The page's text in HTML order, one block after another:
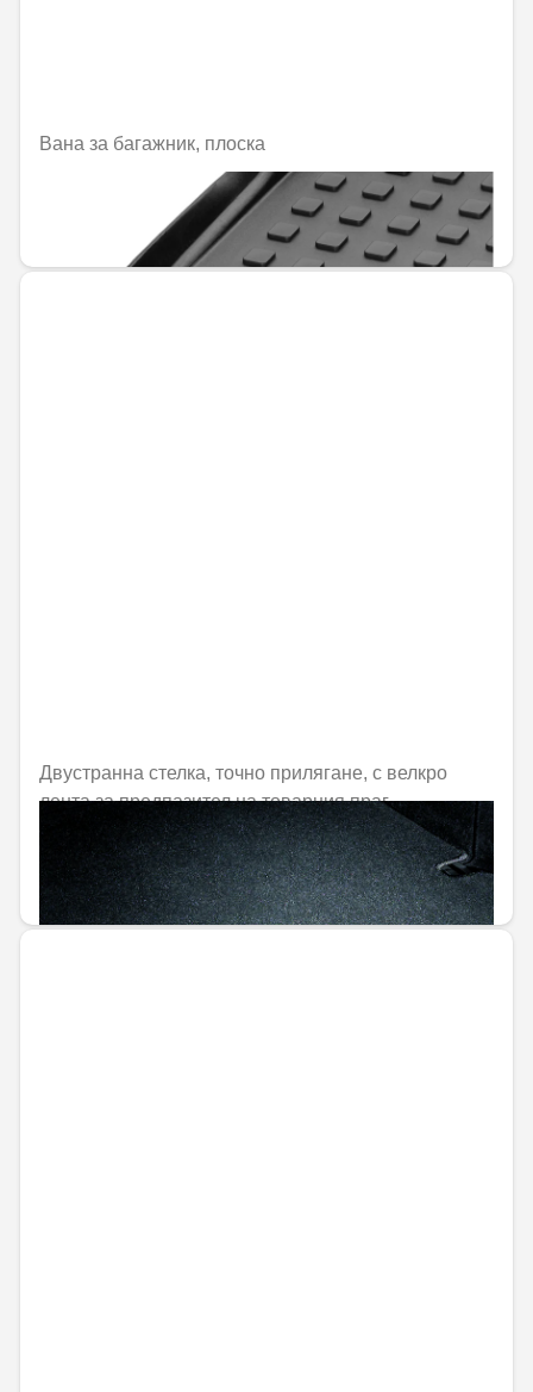
Вана за багажник, плоска
144,00 € / 281,64 лв.
Двустранна стелка, точно прилягане, с велкро
лента за предпазител на товарния праг
Не е налично онлайн
154,69 € / 302,55 лв.